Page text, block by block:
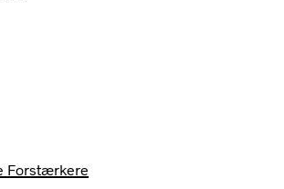
Forstærkere